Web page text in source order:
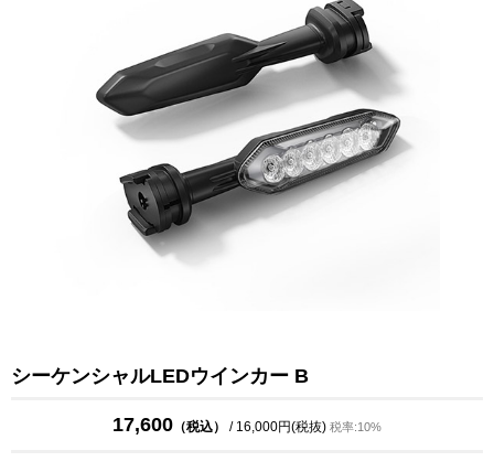
シーケンシャルLEDウインカー B
17,600 （税込） / 16,000円(税抜) 税率:10%